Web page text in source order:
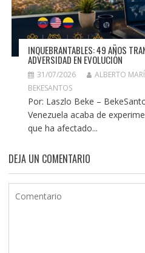
INQUEBRANTABLES: 49 AÑOS
ADVERSIDAD EN EVOLUCIÓN
31/07/2026
ALBERTO
BEKESANTOS
Por: Laszlo Beke –
Venezuela acaba de
que ha afectado...
DEJA UN COMENTARIO